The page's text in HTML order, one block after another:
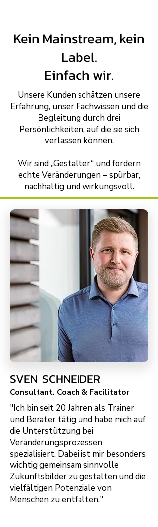
Kein Mainstream, kein
Label.
Einfach wir.
Unsere Kunden schätzen unsere
Erfahrung, unser Fachwissen und die
Begleitung durch drei
Persönlichkeiten, auf die sie sich
verlassen können.
Wir sind „Gestalter“ und fördern
echte Veränderungen – spürbar,
nachhaltig und wirkungsvoll.
SVEN SCHNEIDER
Consultant, Coach & Facilitator
"Ich bin seit 20 Jahren als Trainer
und Berater tätig und habe mich auf
die Unterstützung bei
Veränderungsprozessen
spezialisiert. Dabei ist mir besonders
wichtig gemeinsam sinnvolle
Zukunftsbilder zu gestalten und die
vielfältigen Potenziale von
Menschen zu entfalten."